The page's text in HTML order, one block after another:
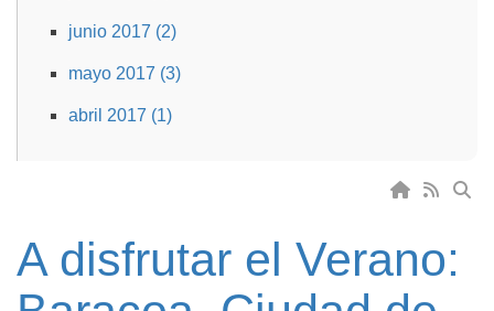
junio 2017 (2)
mayo 2017 (3)
abril 2017 (1)
A disfrutar el Verano: